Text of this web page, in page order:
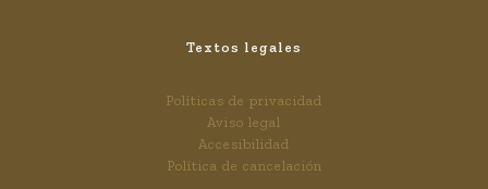
Textos legales
Políticas de privacidad
Aviso legal
Accesibilidad
Política de cancelación